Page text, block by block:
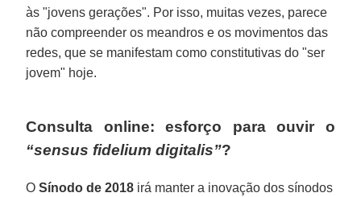
às "jovens gerações". Por isso, muitas vezes, parece
não compreender os meandros e os movimentos das
redes, que se manifestam como constitutivas do "ser
jovem" hoje.
Consulta online: esforço para ouvir o
“sensus fidelium digitalis”?
OSínodo de 2018 irá manter a inovação dos sínodos